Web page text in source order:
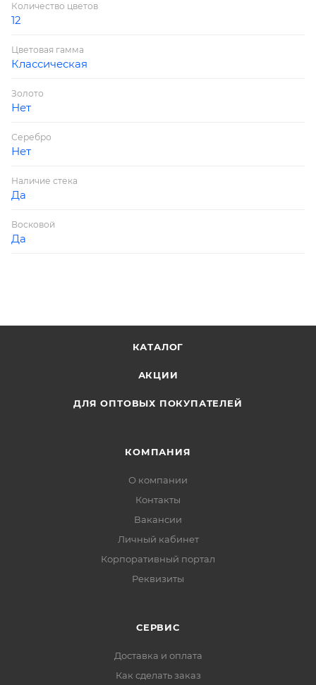
Количество цветов
12
Цветовая гамма
Классическая
Золото
Нет
Серебро
Нет
Наличие стека
Да
Восковой
Да
КАТАЛОГ
АКЦИИ
ДЛЯ ОПТОВЫХ ПОКУПАТЕЛЕЙ
КОМПАНИЯ
О компании
Контакты
Вакансии
Личный кабинет
Корпоративный портал
Реквизиты
СЕРВИС
Доставка и оплата
Как сделать заказ